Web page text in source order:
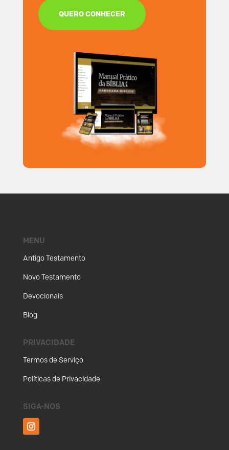
QUERO CONHECER
MENU
Antigo Testamento
Novo Testamento
Devocionais
Blog
PRIVACIDADE
Termos de Serviço
Políticas de Privacidade
SIGA-NOS